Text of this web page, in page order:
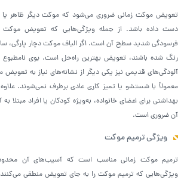
تعویض موکت زمانی ضروری می‌شود که موکت دیگر ظاهر یا
دست داده باشد. از جمله ویژگی‌هایی که تعویض موکت را
فرسودگی شدید سطح آن است. اگر الیاف موکت دچار پارگی،
رنگ شده باشند، تعویض بهترین راه‌حل است. بوی نامطبوع
آلودگی‌های قدیمی نیز یکی دیگر از نشانه‌های نیاز به تعویض
معمولاً با شستشو یا تمیز کاری عادی برطرف نمی‌شوند.
بهداشتی برای اعضای خانواده، به‌ویژه کودکان یا افراد مبتلا
آن ضروری است.
ویژگی ترمیم موکت
ترمیم موکت زمانی مناسب است که آسیب‌های آن
ویژگی‌هایی که ترمیم موکت را به جای تعویض منطقی